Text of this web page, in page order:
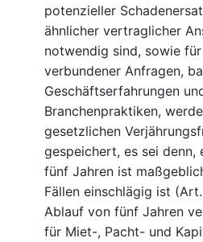
potenzieller
ähnlicher vertraglicher
notwendig sind, sowie
verbundener Anfragen,
Geschäftserfahrungen
Branchenpraktiken,
gesetzlichen
gespeichert, es sei denn,
fünf Jahren ist
Fällen einschlägig ist
Ablauf von fünf Jahren
für Miet-, Pacht- und